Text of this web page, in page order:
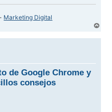
Marketing Digital
r
de Google Chrome y
consejos